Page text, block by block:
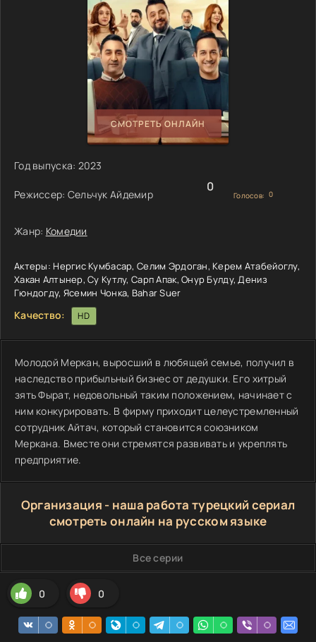
СМОТРЕТЬ ОНЛАЙН
Год выпуска: 2023
Режиссер: Сельчук Айдемир
Жанр: Комедии
0
Голосов: 0
Актеры: Нергис Кумбасар, Селим Эрдоган, Керем Атабейоглу,
Хакан Алтынер, Су Кутлу, Сарп Апак, Онур Булду, Дениз
Гюндогду, Ясемин Чонка, Bahar Suer
Качество: HD
Молодой Меркан, выросший в любящей семье, получил в
наследство прибыльный бизнес от дедушки. Его хитрый
зять Фырат, недовольный таким положением, начинает с
ним конкурировать. В фирму приходит целеустремленный
сотрудник Айтач, который становится союзником
Меркана. Вместе они стремятся развивать и укреплять
предприятие.
Организация - наша работа турецкий сериал
смотреть онлайн на русском языке
Все серии
0 0